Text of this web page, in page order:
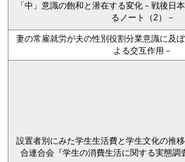
「中」意識の飽和と潜在する変化－戦後日
るノート（2）－
妻の常雇就労が夫の性別役割分業意識に及
よる交互作用－
設置者別にみた学生生活費と学生文化の推
合連合会『学生の消費生活に関する実態調